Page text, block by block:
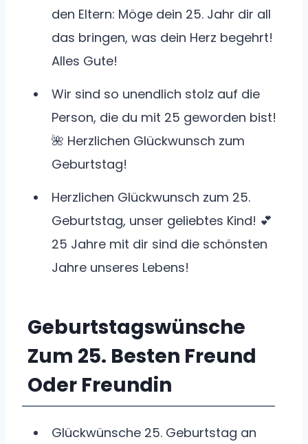
den Eltern: Möge dein 25. Jahr dir all
das bringen, was dein Herz begehrt!
Alles Gute!
Wir sind so unendlich stolz auf die
Person, die du mit 25 geworden bist!
🌺 Herzlichen Glückwunsch zum
Geburtstag!
Herzlichen Glückwunsch zum 25.
Geburtstag, unser geliebtes Kind! 💕
25 Jahre mit dir sind die schönsten
Jahre unseres Lebens!
Geburtstagswünsche
Zum 25. Besten Freund
Oder Freundin
Glückwünsche 25. Geburtstag an